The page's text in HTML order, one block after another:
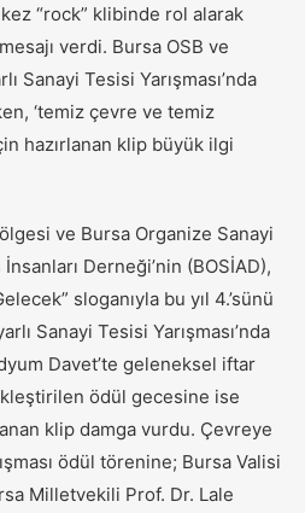
kez “rock” klibinde rol alarak
verdi. Bursa OSB ve
Sanayi Tesisi Yarışması’nda
‘temiz çevre ve temiz
hazırlanan klip büyük ilgi
ve Bursa Organize Sanayi
Derneği’nin (BOSİAD),
sloganıyla bu yıl 4.’sünü
Sanayi Tesisi Yarışması’nda
Davet’te geleneksel iftar
ödül gecesine ise
klip damga vurdu. Çevreye
ödül törenine; Bursa Valisi
Milletvekili Prof. Dr. Lale